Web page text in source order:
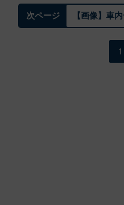
次ページ 【画像】車
1